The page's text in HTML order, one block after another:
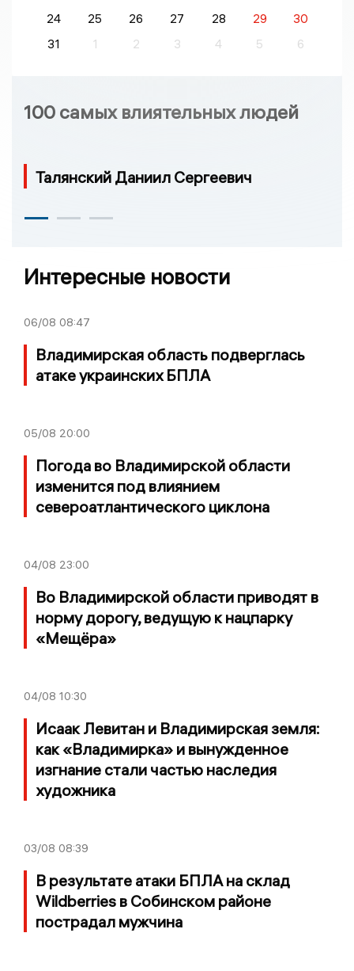
24
25 26 27 28 29
30
31
1 2 3 4 5 6
100 самых влиятельных людей
Талянский Даниил Сергеевич
Интересные новости
06/08 08:47
Владимирская область подверглась
атаке украинских БПЛА
05/08 20:00
Погода во Владимирской области
изменится под влиянием
североатлантического циклона
04/08 23:00
Во Владимирской области приводят в
норму дорогу, ведущую к нацпарку
«Мещёра»
04/08 10:30
Исаак Левитан и Владимирская земля:
как «Владимирка» и вынужденное
изгнание стали частью наследия
художника
03/08 08:39
В результате атаки БПЛА на склад
Wildberries в Собинском районе
пострадал мужчина